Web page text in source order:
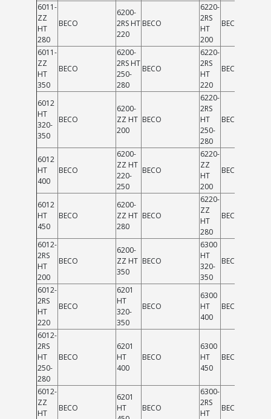
6011-
ZZ
HT
280
BECO
6200-
2RS HT
220
BECO
6220-
2RS
HT
200
BECO
6011-
ZZ
HT
350
BECO
6200-
2RS HT
250-
280
BECO
6220-
2RS
HT
220
BECO
6012
HT
320-
350
BECO
6200-
ZZ HT
200
BECO
6220-
2RS
HT
250-
280
BECO
6012
HT
400
BECO
6200-
ZZ HT
220-
250
BECO
6220-
ZZ
HT
200
BECO
6012
HT
450
BECO
6200-
ZZ HT
280
BECO
6220-
ZZ
HT
280
BECO
6012-
2RS
HT
200
BECO
6200-
ZZ HT
350
BECO
6300
HT
320-
350
BECO
6012-
2RS
HT
220
BECO
6201
HT
320-
350
BECO
6300
HT
400
BECO
6012-
2RS
HT
250-
280
BECO
6201
HT
400
BECO
6300
HT
450
BECO
6012-
ZZ
HT
BECO
6201
HT
BECO
6300-
2RS
HT
BECO